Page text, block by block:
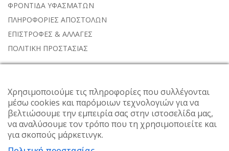
ΦΡΟΝΤΙΔΑ ΥΦΑΣΜΑΤΩΝ
ΠΛΗΡΟΦΟΡΙΕΣ ΑΠΟΣΤΟΛΩΝ
ΕΠΙΣΤΡΟΦΕΣ & ΑΛΛΑΓΕΣ
ΠΟΛΙΤΙΚΗ ΠΡΟΣΤΑΣΙΑΣ
Subscribe to the weekly newsletter for all the latest updates
Χρησιμοποιούμε τις πληροφορίες που συλλέγονται
μέσω cookies και παρόμοιων τεχνολογιών για να
βελτιώσουμε την εμπειρία σας στην ιστοσελίδα μας,
να αναλύσουμε τον τρόπο που τη χρησιμοποιείτε και
για σκοπούς μάρκετινγκ.